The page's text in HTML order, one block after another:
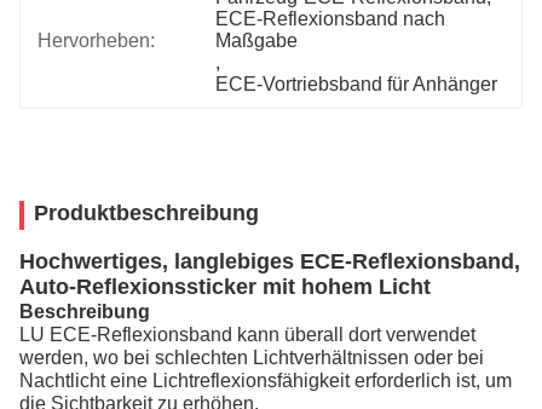
Hervorheben:
ECE-Reflexionsband nach
Maßgabe
,
ECE-Vortriebsband für Anhänger
Produktbeschreibung
Hochwertiges, langlebiges ECE-Reflexionsband,
Auto-Reflexionssticker mit hohem Licht
Beschreibung
LU ECE-Reflexionsband kann überall dort verwendet
werden, wo bei schlechten Lichtverhältnissen oder bei
Nachtlicht eine Lichtreflexionsfähigkeit erforderlich ist, um
die Sichtbarkeit zu erhöhen.